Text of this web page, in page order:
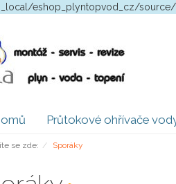
eshop_plyntopvod_cz/source/
Průtokové ohřívače
se zde: Sporáky